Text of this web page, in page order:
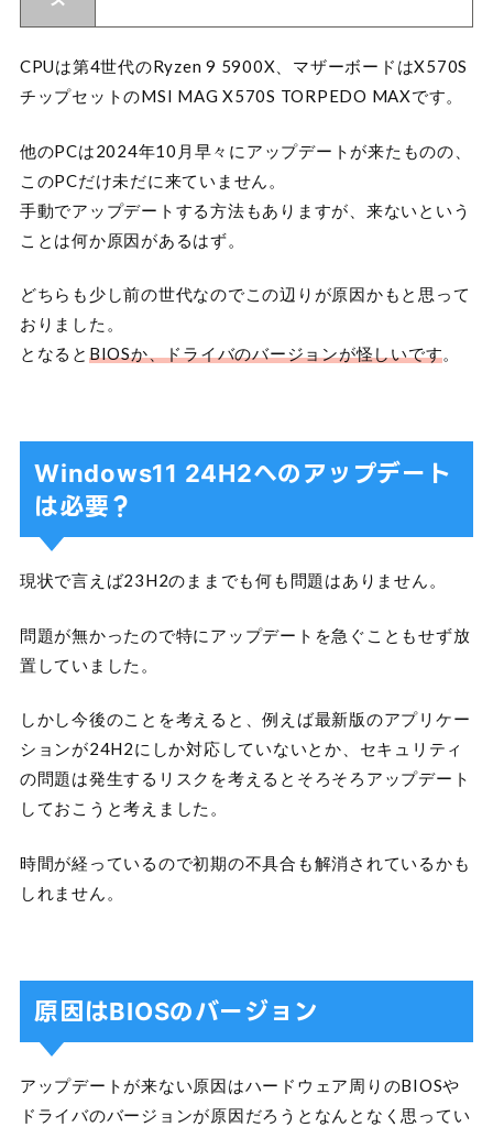
CPUは第4世代のRyzen 9 5900X、マザーボードはX570S
チップセットのMSI MAG X570S TORPEDO MAXです。
他のPCは2024年10月早々にアップデートが来たものの、
このPCだけ未だに来ていません。
手動でアップデートする方法もありますが、来ないという
ことは何か原因があるはず。
どちらも少し前の世代なのでこの辺りが原因かもと思って
おりました。
となると BIOSか、ドライバのバージョンが怪しいです。
Windows11 24H2へのアップデート
は必要？
現状で言えば23H2のままでも何も問題はありません。
問題が無かったので特にアップデートを急ぐこともせず放
置していました。
しかし今後のことを考えると、例えば最新版のアプリケー
ションが24H2にしか対応していないとか、セキュリティ
の問題は発生するリスクを考えるとそろそろアップデート
しておこうと考えました。
時間が経っているので初期の不具合も解消されているかも
しれません。
原因はBIOSのバージョン
アップデートが来ない原因はハードウェア周りのBIOSや
ドライバのバージョンが原因だろうとなんとなく思ってい